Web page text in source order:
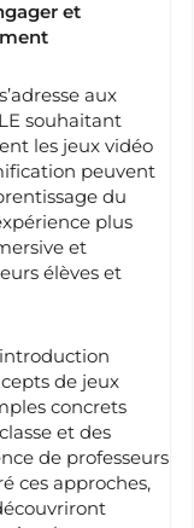
et
aux
souhaitant
les jeux vidéo
peuvent
du
plus
et
élèves et
de jeux
concrets
et des
de professeurs
ces approches,